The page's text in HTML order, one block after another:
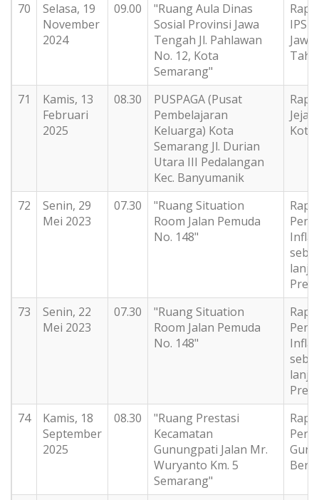
70
Selasa, 19
November
2024
09.00
"Ruang Aula Dinas
Sosial Provinsi Jawa
Tengah Jl. Pahlawan
No. 12, Kota
Semarang"
71
Kamis, 13
Februari
2025
08.30
PUSPAGA (Pusat
Pembelajaran
Keluarga) Kota
Semarang Jl. Durian
Utara III Pedalangan
Kec. Banyumanik
Kota
72
Senin, 29
Mei 2023
07.30
"Ruang Situation
Room Jalan Pemuda
No. 148"
73
Senin, 22
Mei 2023
07.30
"Ruang Situation
Room Jalan Pemuda
No. 148"
74
Kamis, 18
September
2025
08.30
"Ruang Prestasi
Kecamatan
Gunungpati Jalan Mr.
Wuryanto Km. 5
Semarang"